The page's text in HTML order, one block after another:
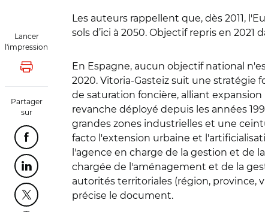
Lancer
l'impression
Lancer l'impression
Partager
sur
Partager cette page sur Facebook
Partager cette page sur Linkedin
Partager cette page sur Twitter
Les auteurs rappellent que, dès 2011,
sols d’ici à 2050. Objectif repris en
En Espagne, aucun objectif national
2020. Vitoria-Gasteiz suit une stratégie
de saturation foncière, alliant
revanche déployé depuis les années
grandes zones industrielles et une
facto l'extension urbaine et
l'agence en charge de la gestion et de
chargée de l'aménagement et de la
autorités territoriales (région, province,
précise le document.